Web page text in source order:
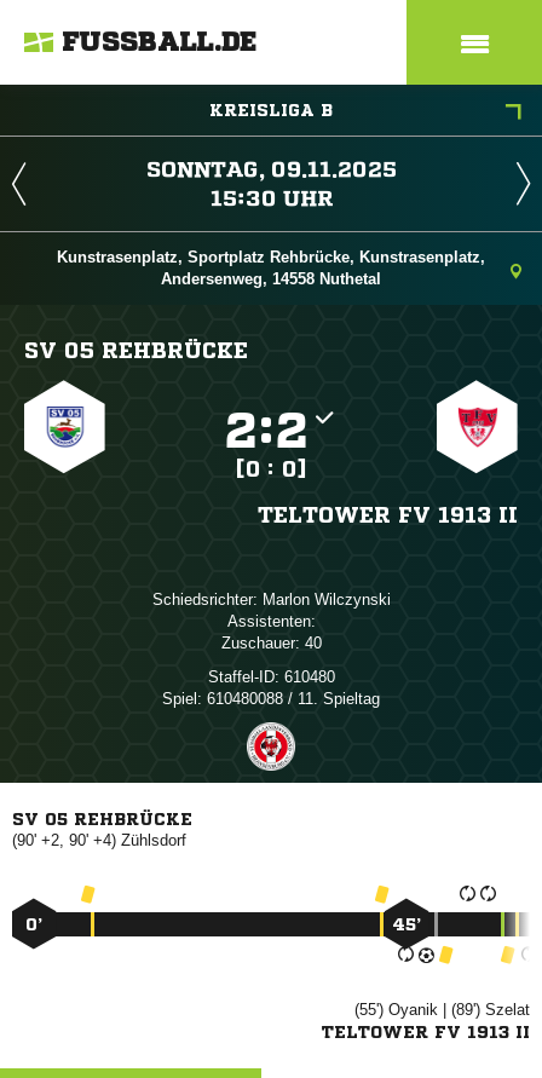
FUSSBALL.DE
KREISLIGA B
 
 
Kunstrasenplatz, Sportplatz Rehbrücke, Kunstrasenplatz,
Andersenweg, 14558 Nuthetal
SV 05 REHBRÜCKE
:
[0 : 0]
TELTOWER FV 1913 II
Schiedsrichter:  
Assistenten:
Zuschauer: 40
Staffel-ID: 610480
Spiel: 610480088 / 11. Spieltag
SV 05 REHBRÜCKE
(90' +2, 90' +4) 
0’ 45’
(55')  | (89') 
TELTOWER FV 1913 II